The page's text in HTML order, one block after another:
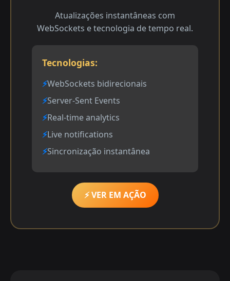
Atualizações instantâneas com
WebSockets e tecnologia de tempo real.
Tecnologias:
WebSockets bidirecionais
Server-Sent Events
Real-time analytics
Live notifications
Sincronização instantânea
⚡ VER EM AÇÃO